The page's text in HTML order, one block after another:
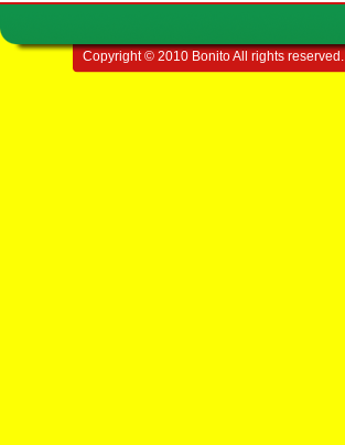
Copyright © 2010 Bonito All rights reserved.